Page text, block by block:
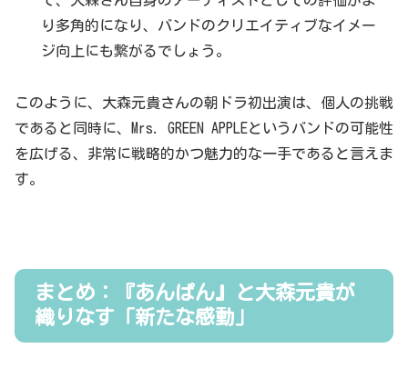
り多角的になり、バンドのクリエイティブなイメー
ジ向上にも繋がるでしょう。
このように、大森元貴さんの朝ドラ初出演は、個人の挑戦
であると同時に、Mrs. GREEN APPLEというバンドの可能性
を広げる、非常に戦略的かつ魅力的な一手であると言えま
す。
まとめ：『あんぱん』と大森元貴が
織りなす「新たな感動」